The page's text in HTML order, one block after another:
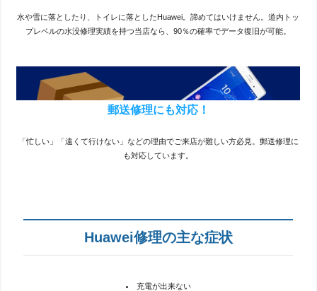
水や雪に落としたり、トイレに落としたHuawei。諦めてはいけません。道内トッ
プレベルの水没修理実績を持つ当店なら、90％の確率でデータ復旧が可能。
郵送修理にも対応！
「忙しい」「遠くて行けない」などの理由でご来店が難しい方必見。郵送修理に
も対応しています。
Huawei修理の主な症状
充電が出来ない